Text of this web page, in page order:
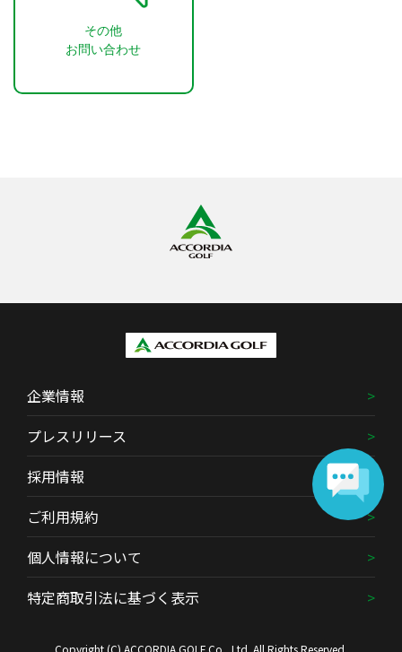
その他
お問い合わせ
企業情報
プレスリリース
採用情報
ご利用規約
個人情報について
特定商取引法に基づく表示
Copyright (C) ACCORDIA GOLF Co., Ltd. All Rights Reserved.